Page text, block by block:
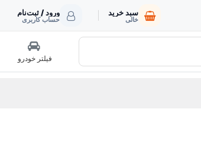
سبد خرید
خالی
ورود / ثبت‌نام
حساب کاربری
فیلتر خودرو